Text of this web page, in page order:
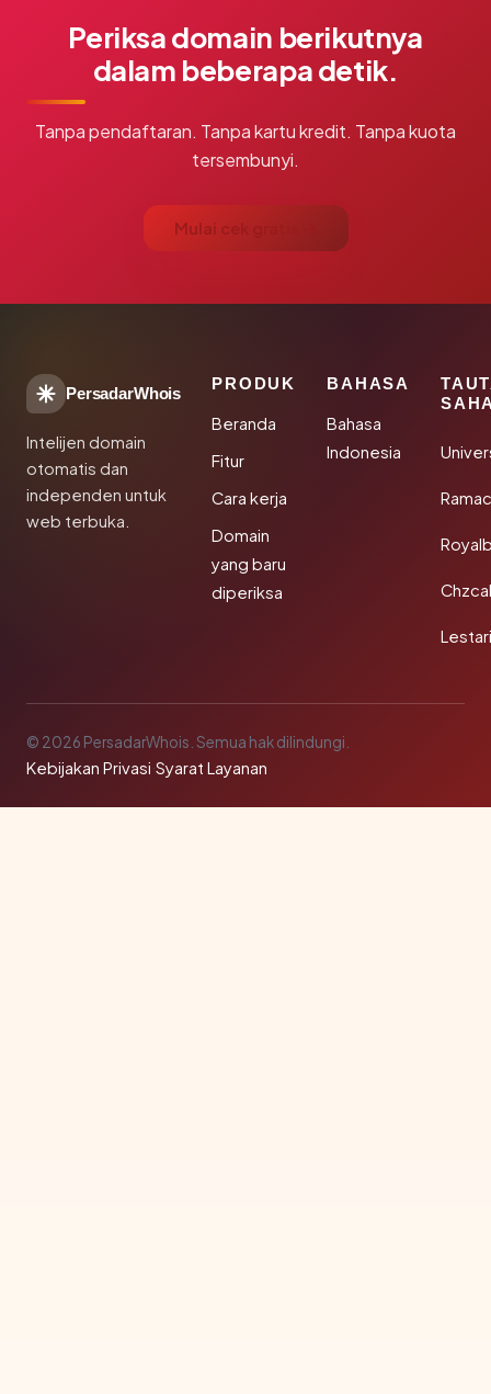
Periksa domain berikutnya
dalam beberapa detik.
Tanpa pendaftaran. Tanpa kartu kredit. Tanpa kuota
tersembunyi.
Mulai cek gratis →
PersadarWhois
Intelijen domain
otomatis dan
independen untuk
web terbuka.
PRODUK
Beranda
Fitur
Cara kerja
Domain
yang baru
diperiksa
BAHASA
Bahasa
Indonesia
© 2026 PersadarWhois. Semua hak dilindungi.
Kebijakan Privasi·Syarat Layanan